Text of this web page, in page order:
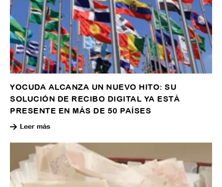
YOCUDA ALCANZA UN NUEVO HITO: SU
SOLUCIÓN DE RECIBO DIGITAL YA ESTÁ
PRESENTE EN MÁS DE 50 PAÍSES
Leer más